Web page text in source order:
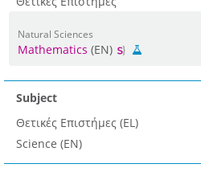
Natural Sciences
Mathematics (EN)
Subject
Θετικές Επιστήμες (EL)
Science (EN)